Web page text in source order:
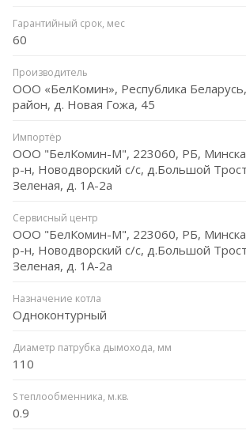
Гарантийный срок, мес
60
Производитель
ООО «БелКомин», Республика
район, д. Новая Гожа, 45
Импортёр
ООО "БелКомин-М", 223060, РБ,
р-н, Новодворский с/с, д.Большой
Зеленая, д. 1А-2а
Сервисный центр
ООО "БелКомин-М", 223060, РБ,
р-н, Новодворский с/с, д.Большой
Зеленая, д. 1А-2а
Назначение котла
Одноконтурный
Диаметр патрубка дымохода, мм
110
S теплообменника, м.кв.
0.9